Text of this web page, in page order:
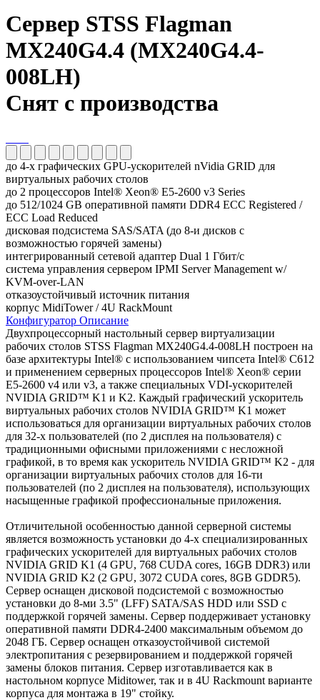
Сервер STSS Flagman
MX240G4.4 (MX240G4.4-
008LH)
Снят с производства
до 4-х графических GPU-ускорителей nVidia GRID для
виртуальных рабочих столов
до 2 процессоров Intel® Xeon® E5-2600 v3 Series
до 512/1024 GB оперативной памяти DDR4 ECC Registered /
ECC Load Reduced
дисковая подсистема SAS/SATA (до 8-и дисков с
возможностью горячей замены)
интегрированный сетевой адаптер Dual 1 Гбит/с
система управления сервером IPMI Server Management w/
KVM-over-LAN
отказоустойчивый источник питания
корпус MidiTower / 4U RackMount
Конфигуратор Описание
Двухпроцессорный настольный сервер виртуализации
рабочих столов STSS Flagman MX240G4.4-008LH построен на
базе архитектуры Intel® с использованием чипсета Intel® C612
и применением серверных процессоров Intel® Xeon® серии
E5-2600 v4 или v3, а также специальных VDI-ускорителей
NVIDIA GRID™ K1 и K2. Каждый графический ускоритель
виртуальных рабочих столов NVIDIA GRID™ K1 может
использоваться для организации виртуальных рабочих столов
для 32-х пользователей (по 2 дисплея на пользователя) с
традиционными офисными приложениями с несложной
графикой, в то время как ускоритель NVIDIA GRID™ K2 - для
организации виртуальных рабочих столов для 16-ти
пользователей (по 2 дисплея на пользователя), использующих
насыщенные графикой профессиональные приложения.
Отличительной особенностью данной серверной системы
является возможность установки до 4-х специализированных
графических ускорителей для виртуальных рабочих столов
NVIDIA GRID K1 (4 GPU, 768 CUDA cores, 16GB DDR3) или
NVIDIA GRID K2 (2 GPU, 3072 CUDA cores, 8GB GDDR5).
Сервер оснащен дисковой подсистемой с возможностью
установки до 8-ми 3.5" (LFF) SATA/SAS HDD или SSD с
поддержкой горячей замены. Сервер поддерживает установку
оперативной памяти DDR4-2400 максимальным объемом до
2048 ГБ. Сервер оснащен отказоустойчивой системой
электропитания с резервированием и поддержкой горячей
замены блоков питания. Сервер изготавливается как в
настольном корпусе Miditower, так и в 4U Rackmount варианте
корпуса для монтажа в 19" стойку.